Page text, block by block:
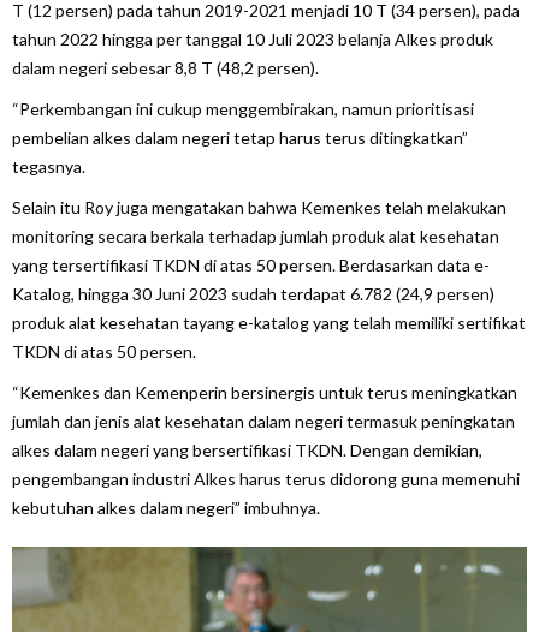
T (12 persen) pada tahun 2019-2021 menjadi 10 T (34 persen), pada
tahun 2022 hingga per tanggal 10 Juli 2023 belanja Alkes produk
dalam negeri sebesar 8,8 T (48,2 persen).
“Perkembangan ini cukup menggembirakan, namun prioritisasi
pembelian alkes dalam negeri tetap harus terus ditingkatkan”
tegasnya.
Selain itu Roy juga mengatakan bahwa Kemenkes telah melakukan
monitoring secara berkala terhadap jumlah produk alat kesehatan
yang tersertifikasi TKDN di atas 50 persen. Berdasarkan data e-
Katalog, hingga 30 Juni 2023 sudah terdapat 6.782 (24,9 persen)
produk alat kesehatan tayang e-katalog yang telah memiliki sertifikat
TKDN di atas 50 persen.
“Kemenkes dan Kemenperin bersinergis untuk terus meningkatkan
jumlah dan jenis alat kesehatan dalam negeri termasuk peningkatan
alkes dalam negeri yang bersertifikasi TKDN. Dengan demikian,
pengembangan industri Alkes harus terus didorong guna memenuhi
kebutuhan alkes dalam negeri” imbuhnya.